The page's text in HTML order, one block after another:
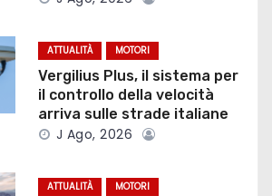
ATTUALITÀ MOTORI
Vergilius Plus, il sistema per
il controllo della velocità
arriva sulle strade italiane
J Ago, 2026
ATTUALITÀ MOTORI